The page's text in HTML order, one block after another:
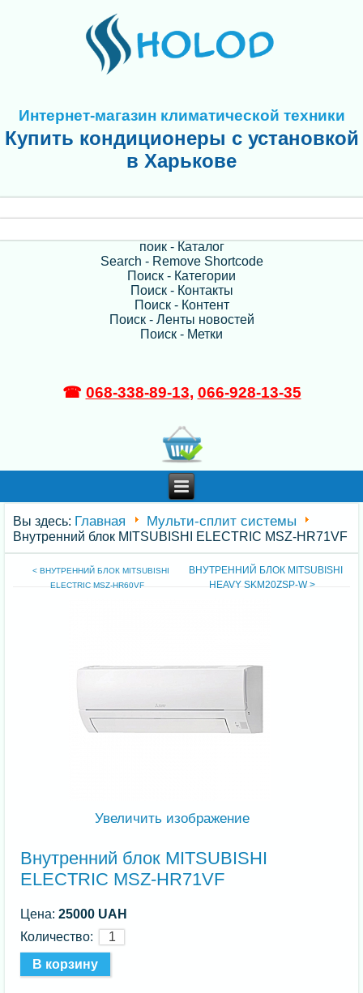
Интернет-магазин климатической техники
Купить кондиционеры с установкой
в Харькове
поик - Каталог
Search - Remove Shortcode
Поиск - Категории
Поиск - Контакты
Поиск - Контент
Поиск - Ленты новостей
Поиск - Метки
☎ 068-338-89-13, 066-928-13-35
Вы здесь: Главная Мульти-сплит системы
Внутренний блок MITSUBISHI ELECTRIC MSZ-HR71VF
< ВНУТРЕННИЙ БЛОК MITSUBISHI
ELECTRIC MSZ-HR60VF
ВНУТРЕННИЙ БЛОК MITSUBISHI
HEAVY SKM20ZSP-W >
Увеличить изображение
Внутренний блок MITSUBISHI
ELECTRIC MSZ-HR71VF
Цена:25000 UAH
Количество: